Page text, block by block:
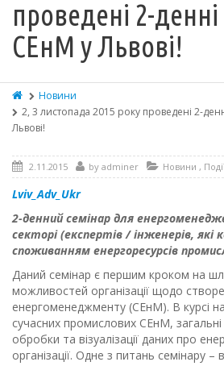
проведені 2-денні
СЕнМ у Львові!
Новини
2, 3 листопада 2015 року проведені 2-
Львові!
2.11.2015 by adminer Новини ,
Lviv_Adv_Ukr
2-денний семінар для
секторі (експертів / інженерів, які
споживанням енергоресурсів
Даний семінар є першим кроком на
можливостей організації щодо
енергоменеджменту (СЕнМ). В курсі
сучасних промислових СЕнМ,
обробки та візуалізації даних про
організації. Одне з питань семінару –